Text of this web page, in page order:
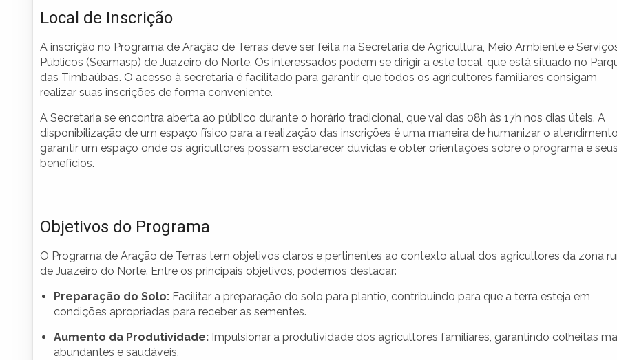
Local de Inscrição
A inscrição no Programa de Aração de Terras deve ser feita na Secretaria de Agricultura, Meio Ambiente e
Públicos (Seamasp) de Juazeiro do Norte. Os interessados podem se dirigir a este local, que está situado no
das Timbaúbas. O acesso à secretaria é facilitado para garantir que todos os agricultores familiares consigam
realizar suas inscrições de forma conveniente.
A Secretaria se encontra aberta ao público durante o horário tradicional, que vai das 08h às 17h nos dias úteis. A
disponibilização de um espaço físico para a realização das inscrições é uma maneira de humanizar o
garantir um espaço onde os agricultores possam esclarecer dúvidas e obter orientações sobre o programa e
benefícios.
Objetivos do Programa
O Programa de Aração de Terras tem objetivos claros e pertinentes ao contexto atual dos agricultores da zona
de Juazeiro do Norte. Entre os principais objetivos, podemos destacar:
Preparação do Solo: Facilitar a preparação do solo para plantio, contribuindo para que a terra esteja em
condições apropriadas para receber as sementes.
Aumento da Produtividade: Impulsionar a produtividade dos agricultores familiares, garantindo colheitas
abundantes e saudáveis.